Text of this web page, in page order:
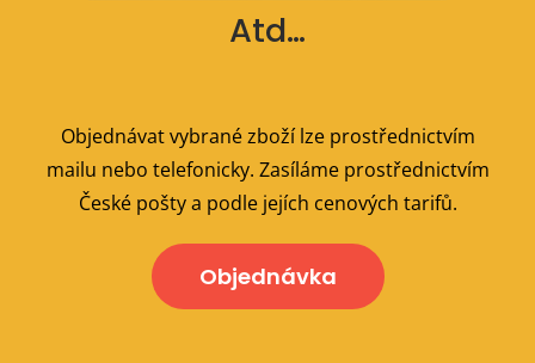
Atd…
Objednávat vybrané zboží lze prostřednictvím
mailu nebo telefonicky. Zasíláme prostřednictvím
České pošty a podle jejích cenových tarifů.
Objednávka